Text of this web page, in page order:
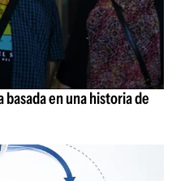
en una historia de